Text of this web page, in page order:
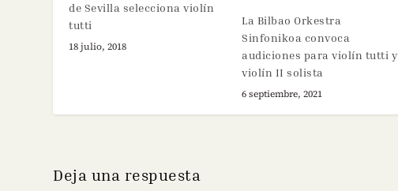
de Sevilla selecciona violín
tutti
18 julio, 2018
La Bilbao Orkestra
Sinfonikoa convoca
audiciones para violín tutti y
violín II solista
6 septiembre, 2021
Deja una respuesta